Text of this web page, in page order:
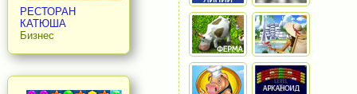
РЕСТОРАН
КАТЮША
Бизнес